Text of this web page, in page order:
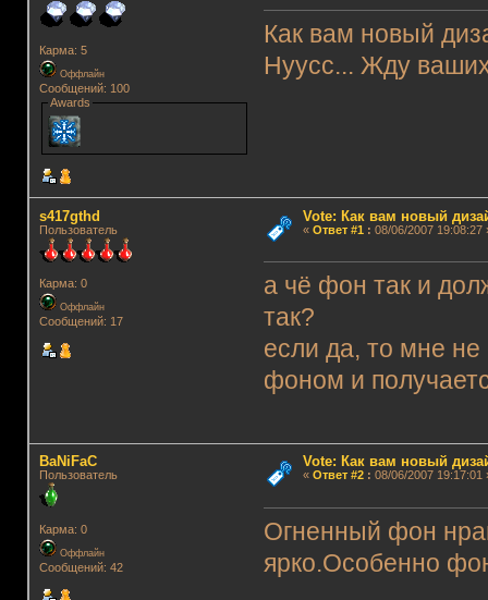
Карма: 5
Оффлайн
Сообщений: 100
Awards
Как вам новый
Нуусс... Жду
s417gthd
Пользователь
Карма: 0
Оффлайн
Сообщений: 17
Vote: Как вам новый
« Ответ #1 : 08/06/2007 19:08:27
а чё фон так и
так?
если да, то мне
фоном и
BaNiFaC
Пользователь
Карма: 0
Оффлайн
Сообщений: 42
Vote: Как вам новый
« Ответ #2: 08/06/2007 19:17:01
Огненный фон
ярко.Особенно